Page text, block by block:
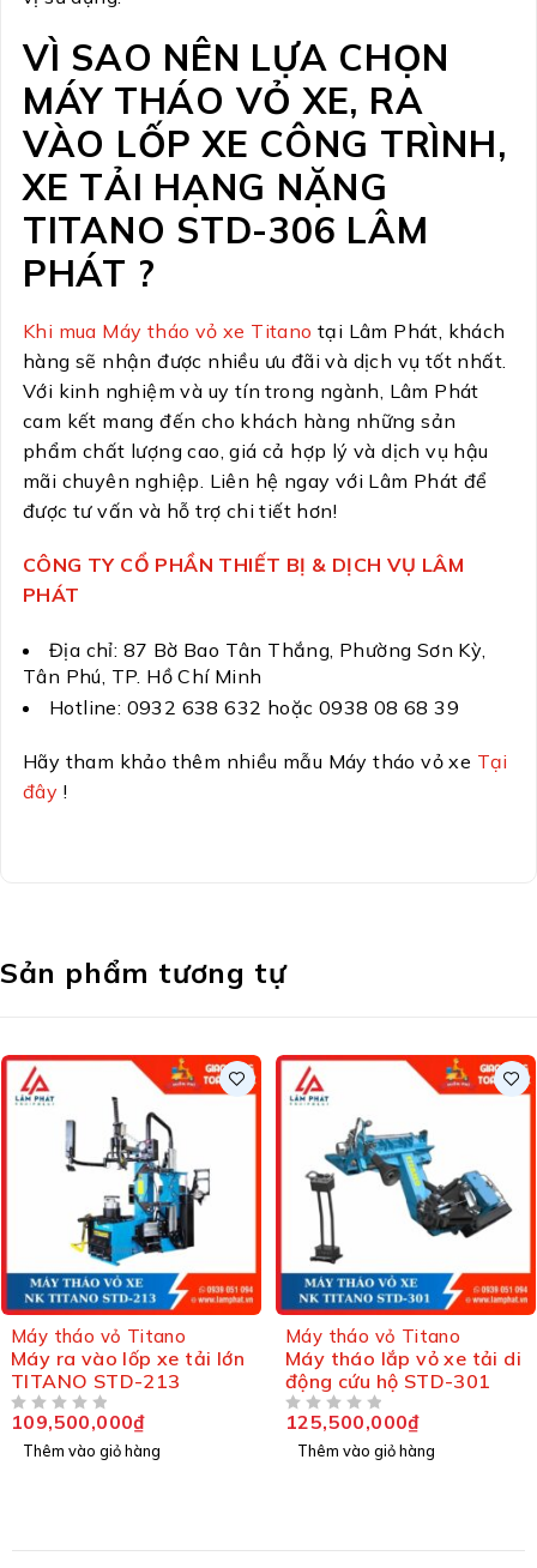
VÌ SAO NÊN LỰA CHỌN
MÁY THÁO VỎ XE, RA
VÀO LỐP XE CÔNG TRÌNH,
XE TẢI HẠNG NẶNG
TITANO STD-306 LÂM
PHÁT ?
Khi mua Máy tháo vỏ xe Titano tại Lâm Phát, khách
hàng sẽ nhận được nhiều ưu đãi và dịch vụ tốt nhất.
Với kinh nghiệm và uy tín trong ngành, Lâm Phát
cam kết mang đến cho khách hàng những sản
phẩm chất lượng cao, giá cả hợp lý và dịch vụ hậu
mãi chuyên nghiệp. Liên hệ ngay với Lâm Phát để
được tư vấn và hỗ trợ chi tiết hơn!
CÔNG TY CỔ PHẦN THIẾT BỊ & DỊCH VỤ LÂM
PHÁT
Địa chỉ: 87 Bờ Bao Tân Thắng, Phường Sơn Kỳ,
Tân Phú, TP. Hồ Chí Minh
Hotline: 0932 638 632 hoặc 0938 08 68 39
Hãy tham khảo thêm nhiều mẫu Máy tháo vỏ xe Tại
đây !
Sản phẩm tương tự
Máy tháo vỏ Titano
Máy tháo lắp vỏ xe tải di
động cứu hộ STD-301
125,500,000₫
Thêm vào giỏ hàng
Máy tháo vỏ Titano
Máy tháo vỏ xe, ra vào
lốp xe công trình, xe tải
hạng nặngTitano STD-
356
251,500,000₫
Thêm vào giỏ hàng